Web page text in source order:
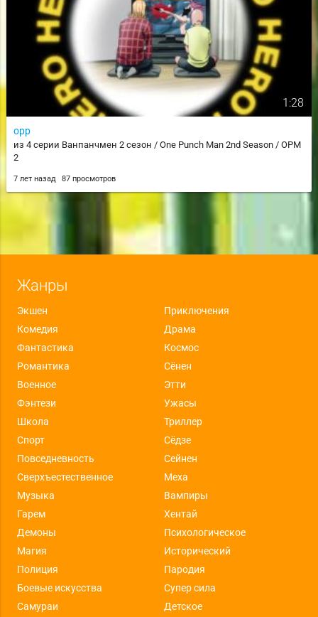
1:28
opp
из 4 серии Ванпанчмен 2 сезон / One Punch Man 2nd Season / OPM
2
7 лет назад 87 просмотров
Жанры
Экшен
Приключения
Комедия
Драма
Фантастика
Космос
Романтика
Сёнен
Военное
Этти
Фэнтези
Ужасы
Школа
Триллер
Спорт
Сёдзе
Повседневность
Сейнен
Сверхъестественное
Меха
Музыка
Вампиры
Гарем
Хентай
Демоны
Психологическое
Магия
Исторический
Полиция
Пародия
Боевые искусства
Супер сила
Самураи
Детское